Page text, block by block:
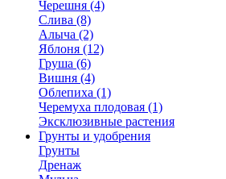
Черешня (4)
Слива (8)
Алыча (2)
Яблоня (12)
Груша (6)
Вишня (4)
Облепиха (1)
Черемуха плодовая (1)
Эксклюзивные растения
Грунты и удобрения
Грунты
Дренаж